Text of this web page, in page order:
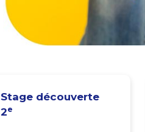
Stage découverte
2e